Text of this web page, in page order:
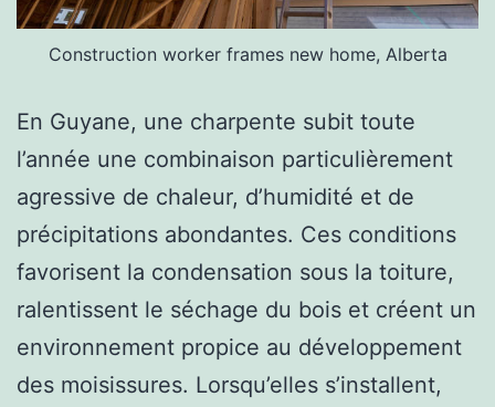
Construction worker frames new home, Alberta
En Guyane, une charpente subit toute
l’année une combinaison particulièrement
agressive de chaleur, d’humidité et de
précipitations abondantes. Ces conditions
favorisent la condensation sous la toiture,
ralentissent le séchage du bois et créent un
environnement propice au développement
des moisissures. Lorsqu’elles s’installent,